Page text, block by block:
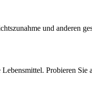
und anderen
Probieren Sie